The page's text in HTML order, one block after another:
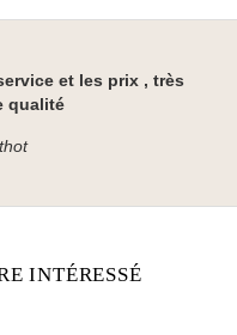
et les prix , très
qualité
INTÉRESSÉ